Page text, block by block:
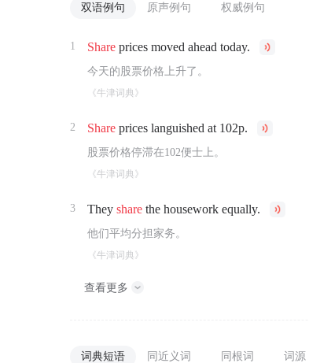
双语例句 原声例句 权威例句
1 Share prices moved ahead today.
今天的股票价格上升了。
《牛津词典》
2 Share prices languished at 102p.
股票价格停滞在102便士上。
《牛津词典》
3 Theyshare the housework equally.
他们平均分担家务。
《牛津词典》
查看更多
词典短语 同近义词 同根词 词源